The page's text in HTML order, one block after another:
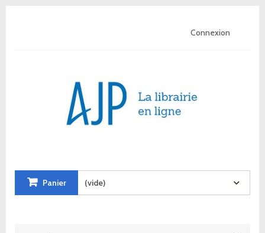
Connexion
Panier (vide)